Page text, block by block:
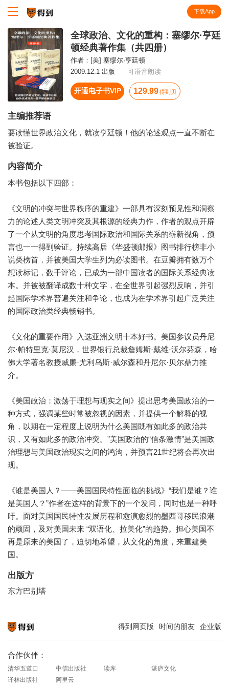
下载App
全球政治、文化的重构：塞缪尔·亨廷
顿经典著作集（共四册）
作者： [美] 塞缪尔·亨廷顿
2009.12.1 出版
可语音朗读
开通电子书VIP 129.99 得到贝
主编推荐语
要读懂世界政治文化，就读亨廷顿！他的论述观点一直不断在
被验证。
内容简介
本书包括以下四部：
《文明的冲突与世界秩序的重建》一部具有深刻预见性和洞察
力的论述人类文明冲突及其根源的经典力作，作者的观点开辟
了一个从文明的角度思考国际政治和国际关系的崭新视角，预
言也一一得到验证。持续高居《华盛顿邮报》图书排行榜非小
说类榜首，并被美国大学生列为必读图书。在豆瓣拥有数万个
想读标记，数千评论，已成为一部中国读者的国际关系经典读
本。并被被翻译成数十种文字，在全世界引起强烈反响，并引
起国际学术界普遍关注和争论，也成为在学术界引起广泛关注
的国际政治类经典畅销书。
《文化的重要作用》入选亚洲文明十本好书。美国参议员丹尼
尔·帕特里克·莫尼汉，世界银行总裁詹姆斯·戴维·沃尔芬森，哈
佛大学著名教授威廉·尤利乌斯·威尔森和丹尼尔·贝尔鼎力推
介。
《美国政治：激荡于理想与现实之间》提出思考美国政治的一
种方式，强调某些时常被忽视的因素，并提供一个解释的视
角，以期在一定程度上说明为什么美国既有如此多的政治共
识，又有如此多的政治冲突。”美国政治的“信条激情”是美国政
治理想与美国政治现实之间的鸿沟，并预言21世纪将会再次出
现。
《谁是美国人？——美国国民特性面临的挑战》“我们是谁？谁
是美国人？”作者在这样的背景下的一个发问，同时也是一种呼
吁。面对美国国民特性发展历程和愈演愈烈的墨西哥移民浪潮
的顽固，及对美国未来 “双语化、拉美化”的趋势。担心美国不
再是原来的美国了，迫切地希望，从文化的角度，来重建美
国。
出版方
东方巴别塔
得到网页版 时间的朋友 企业版
合作伙伴：
清华五道口 中信出版社 读库
湛庐文化
译林出版社
阿里云